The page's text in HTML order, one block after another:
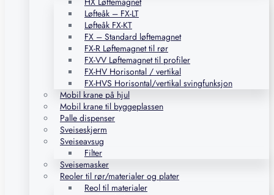
Løfteåk – FX-LT
Løfteåk FX-KT
FX – Standard løftemagnet
FX-R Løftemagnet til rør
FX-VV Løftemagnet til profiler
FX-HV Horisontal / vertikal
FX-HVS Horisontal/vertikal svingfunksjon
Mobil krane på hjul
Mobil krane til byggeplassen
Palle dispenser
Sveiseskjerm
Sveiseavsug
Filter
Sveisemasker
Reoler til rør/materialer og plater
Reol til materialer